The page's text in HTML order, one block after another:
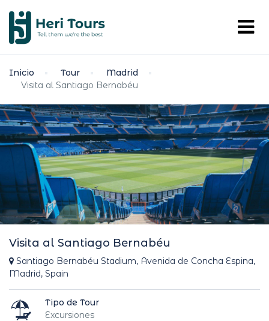
Inicio Tour
Madrid
Visita al Santiago Bernabéu
Visita al Santiago Bernabéu
Santiago Bernabéu Stadium, Avenida de Concha Espina,
Madrid, Spain
Tipo de Tour
Excursiones